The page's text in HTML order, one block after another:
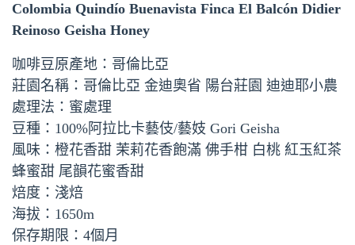
Colombia Quindío Buenavista Finca El Balcón Didier
Reinoso Geisha Honey
咖啡豆原產地：哥倫比亞
莊園名稱：哥倫比亞 金迪奧省 陽台莊園 迪迪耶小農
處理法：蜜處理
豆種：100%阿拉比卡藝伎/藝妓 Gori Geisha
風味：橙花香甜 茉莉花香飽滿 佛手柑 白桃 紅玉紅茶
蜂蜜甜 尾韻花蜜香甜
焙度：淺焙
海拔：1650m
保存期限：4個月